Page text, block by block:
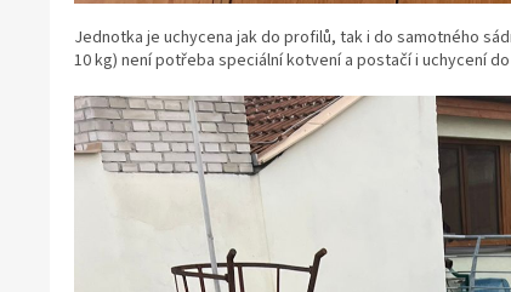
Jednotka je uchycena jak do profilů, tak i do samotného
10 kg) není potřeba speciální kotvení a postačí i uchycení